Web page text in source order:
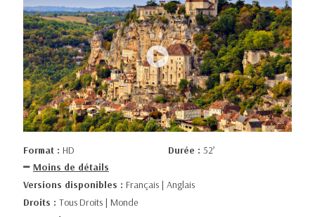
Format : HD Durée : 52’
Moins de détails
Versions disponibles : Français | Anglais
Droits : Tous Droits | Monde